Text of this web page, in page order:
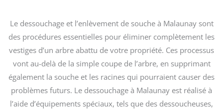
Le dessouchage et l’enlèvement de souche à Malaunay sont
des procédures essentielles pour éliminer complètement les
vestiges d’un arbre abattu de votre propriété. Ces processus
vont au-delà de la simple coupe de l’arbre, en supprimant
également la souche et les racines qui pourraient causer des
problèmes futurs. Le dessouchage à Malaunay est réalisé à
l’aide d’équipements spéciaux, tels que des dessoucheuses,